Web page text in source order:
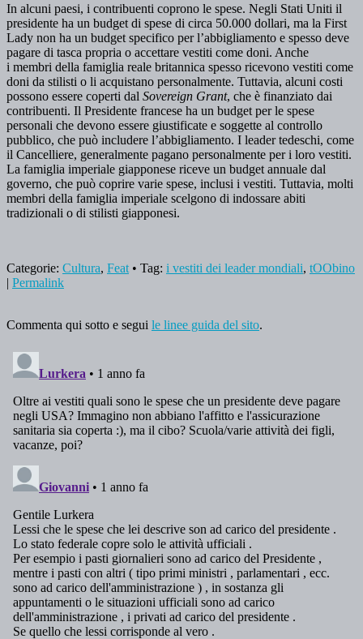
In alcuni paesi, i contribuenti coprono le spese. Negli Stati Uniti il
presidente ha un budget di spese di circa 50.000 dollari, ma la First
Lady non ha un budget specifico per l’abbigliamento e spesso deve
pagare di tasca propria o accettare vestiti come doni. Anche
i membri della famiglia reale britannica spesso ricevono vestiti come
doni da stilisti o li acquistano personalmente. Tuttavia, alcuni costi
possono essere coperti dal Sovereign Grant, che è finanziato dai
contribuenti. Il Presidente francese ha un budget per le spese
personali che devono essere giustificate e soggette al controllo
pubblico, che può includere l’abbigliamento. I leader tedeschi, come
il Cancelliere, generalmente pagano personalmente per i loro vestiti.
La famiglia imperiale giapponese riceve un budget annuale dal
governo, che può coprire varie spese, inclusi i vestiti. Tuttavia, molti
membri della famiglia imperiale scelgono di indossare abiti
tradizionali o di stilisti giapponesi.
Categorie: Cultura, Feat • Tag: i vestiti dei leader mondiali, tOObino
| Permalink
Commenta qui sotto e segui le linee guida del sito.